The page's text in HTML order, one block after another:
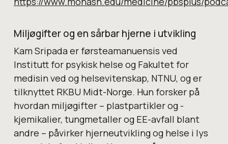
Miljøgifter og en sårbar hjerne i utvikling
Kam Sripada er førsteamanuensis ved
Institutt for psykisk helse og Fakultet for
medisin ved og helsevitenskap, NTNU, og er
tilknyttet RKBU Midt-Norge. Hun forsker på
hvordan miljøgifter – plastpartikler og -
kjemikalier, tungmetaller og EE-avfall blant
andre – påvirker hjerneutvikling og helse i lys